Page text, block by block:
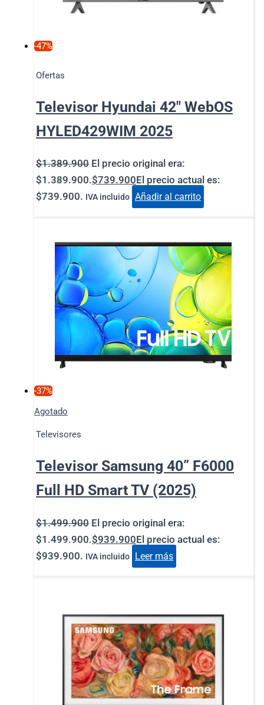
-47%
Ofertas
Televisor Hyundai 42″ WebOS
HYLED429WIM 2025
$1.389.900 El precio original era:
$1.389.900.$739.900El precio actual es:
$739.900. IVA incluido Añadir al carrito
-37%
Agotado
Televisores
Televisor Samsung 40” F6000
Full HD Smart TV (2025)
$1.499.900 El precio original era:
$1.499.900.$939.900El precio actual es:
$939.900. IVA incluido Leer más